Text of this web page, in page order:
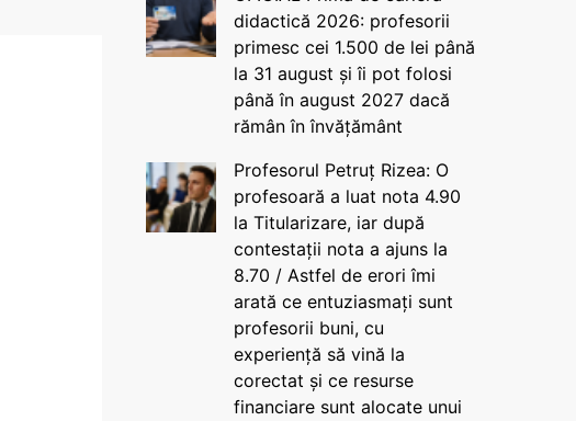
didactică 2026: profesorii
primesc cei 1.500 de lei până
la 31 august și îi pot folosi
până în august 2027 dacă
rămân în învățământ
Profesorul Petruț Rizea: O
profesoară a luat nota 4.90
la Titularizare, iar după
contestații nota a ajuns la
8.70 / Astfel de erori îmi
arată ce entuziasmați sunt
profesorii buni, cu
experiență să vină la
corectat și ce resurse
financiare sunt alocate unui